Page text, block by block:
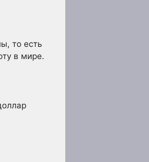
то есть
в мире.